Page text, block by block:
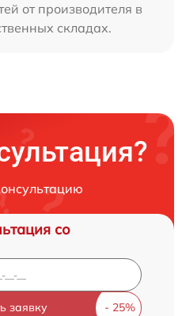
от производителя в
складах.
со
заявку